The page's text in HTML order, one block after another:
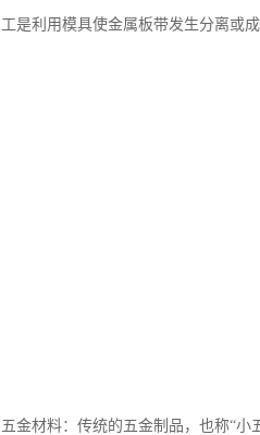
工是利用模具使金属板带发生分离或
五金材料：传统的五金制品，也称“